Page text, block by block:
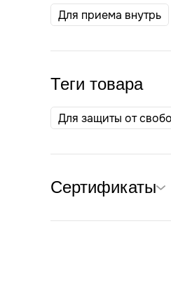
Для приема внутрь
Теги товара
Для защиты от
Сертификаты